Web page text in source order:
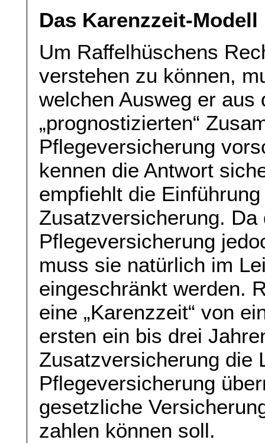
Das Karenzzeit-Modell
Um Raffelhüschens
verstehen zu können,
welchen Ausweg er aus
„prognostizierten“
Pflegeversicherung
kennen die Antwort
empfiehlt die
Zusatzversicherung. Da
Pflegeversicherung
muss sie natürlich im
eingeschränkt werden.
eine „Karenzzeit“ von
ersten ein bis drei
Zusatzversicherung die
Pflegeversicherung
gesetzliche
zahlen können soll.